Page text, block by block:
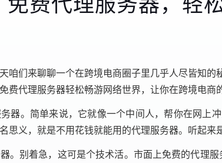
咱们来聊聊一个在跨境电商圈子里几乎人尽皆知
费代理服务器轻松畅游网络世界，让你在跨境电商
器。简单来说，它就像一个中间人，帮你在网上
思义，就是不用花钱就能用的代理服务器。听起来
。别着急，这可是个技术活。市面上免费的代理